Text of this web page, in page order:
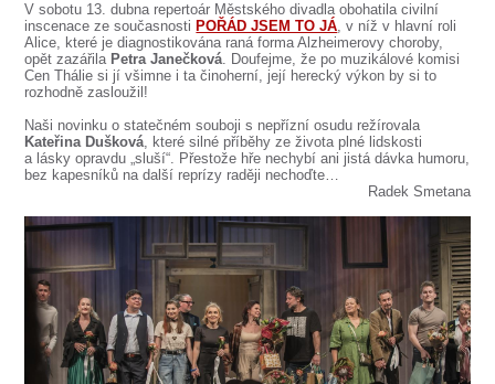
VSTUPENKY
PŘEDPLATNÉ
KONTAKTY
O DIVADLE
DÁLE NABÍZÍME
V sobotu 13. dubna repertoár Městského divadla obohatila civilní
inscenace ze současnosti POŘÁD JSEM TO JÁ, v níž v hlavní roli
Alice, které je diagnostikována raná forma Alzheimerovy choroby,
opět zazářilaPetra Janečková. Doufejme, že po muzikálové komisi
Cen Thálie si jí všimne i ta činoherní, její herecký výkon by si to
rozhodně zasloužil!
Naši novinku o statečném souboji s nepřízní osudu režírovala
Kateřina Dušková, které silné příběhy ze života plné lidskosti
a lásky opravdu „sluší“. Přestože hře nechybí ani jistá dávka humoru,
bez kapesníků na další reprízy raději nechoďte…
Radek Smetana